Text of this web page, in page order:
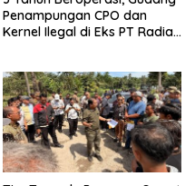
Penampungan CPO dan
Kernel Ilegal di Eks PT Radian